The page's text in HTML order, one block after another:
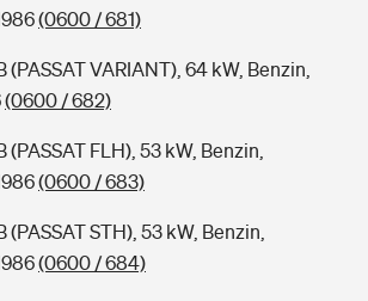
(0600 / 681)
(PASSAT VARIANT), 64 kW, Benzin,
(0600 / 682)
(PASSAT FLH), 53 kW, Benzin,
(0600 / 683)
(PASSAT STH), 53 kW, Benzin,
(0600 / 684)